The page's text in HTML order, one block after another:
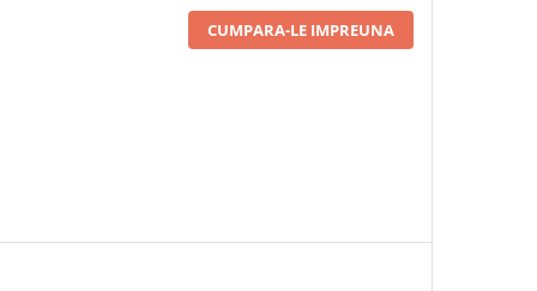
CUMPARA-LE IMPREUNA